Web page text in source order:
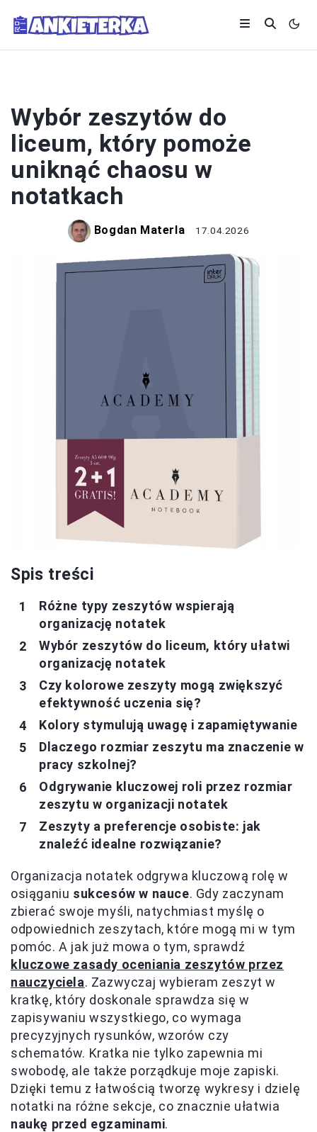
Wybór zeszytów do
liceum, który pomoże
uniknąć chaosu w
notatkach
Bogdan Materla 17.04.2026
Spis treści
Różne typy zeszytów wspierają
organizację notatek
Wybór zeszytów do liceum, który ułatwi
organizację notatek
Czy kolorowe zeszyty mogą zwiększyć
efektywność uczenia się?
Kolory stymulują uwagę i zapamiętywanie
Dlaczego rozmiar zeszytu ma znaczenie w
pracy szkolnej?
Odgrywanie kluczowej roli przez rozmiar
zeszytu w organizacji notatek
Zeszyty a preferencje osobiste: jak
znaleźć idealne rozwiązanie?
Organizacja notatek odgrywa kluczową rolę w
osiąganiu sukcesów w nauce. Gdy zaczynam
zbierać swoje myśli, natychmiast myślę o
odpowiednich zeszytach, które mogą mi w tym
pomóc. A jak już mowa o tym, sprawdź
kluczowe zasady oceniania zeszytów przez
nauczyciela. Zazwyczaj wybieram zeszyt w
kratkę, który doskonale sprawdza się w
zapisywaniu wszystkiego, co wymaga
precyzyjnych rysunków, wzorów czy
schematów. Kratka nie tylko zapewnia mi
swobodę, ale także porządkuje moje zapiski.
Dzięki temu z łatwością tworzę wykresy i dzielę
notatki na różne sekcje, co znacznie ułatwia
naukę przed egzaminami.